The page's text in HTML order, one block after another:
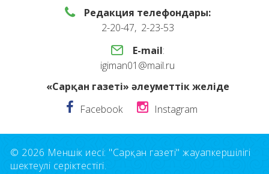
Редакция телефондары:
2-20-47, 2-23-53
E-mail:
igiman01@mail.ru
«Сарқан газеті» әлеуметтік желіде
Facebook
Instagram
© 2026 Меншік иесі: "Сарқан газеті" жауапкершілігі
шектеулі серіктестігі.